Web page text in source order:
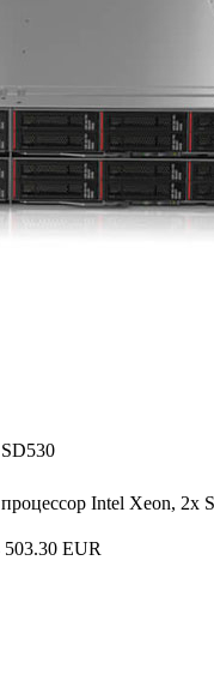
Intel Xeon, 2x
503.30 EUR